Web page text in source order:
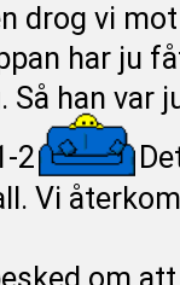
drog vi
har ju
Så han var
2
Vi